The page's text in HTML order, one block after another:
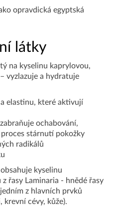
opravdická egyptská
látky
na kyselinu kaprylovou,
vyzlazuje a hydratuje
elastinu, které aktivují
ochabování,
stárnutí pokožky
radikálů
obsahuje kyselinu
řasy Laminaria - hnědé řasy
z hlavních prvků
krevní cévy, kůže).